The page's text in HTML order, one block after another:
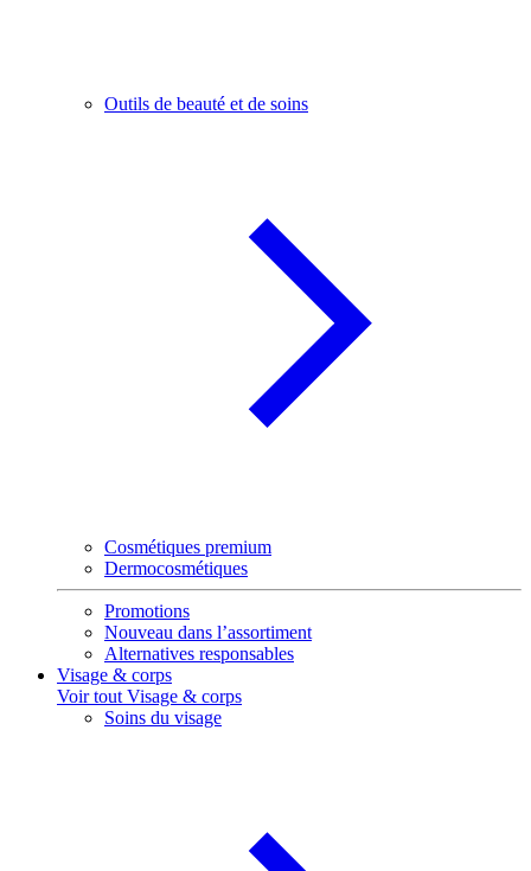
Outils de beauté et de soins
Cosmétiques premium
Dermocosmétiques
Promotions
Nouveau dans l’assortiment
Alternatives responsables
Visage & corps
Voir tout Visage & corps
Soins du visage